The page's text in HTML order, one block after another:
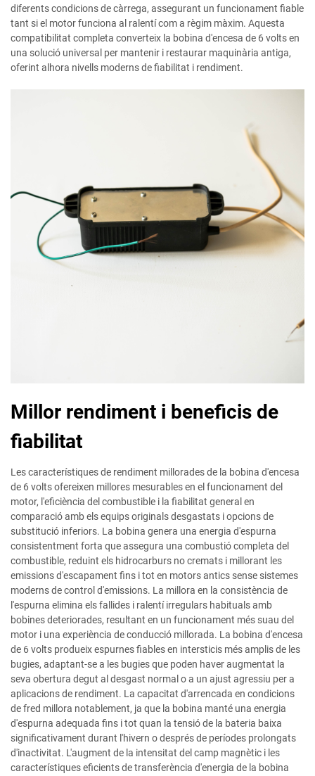
diferents condicions de càrrega, assegurant un funcionament fiable
tant si el motor funciona al ralentí com a règim màxim. Aquesta
compatibilitat completa converteix la bobina d'encesa de 6 volts en
una solució universal per mantenir i restaurar maquinària antiga,
oferint alhora nivells moderns de fiabilitat i rendiment.
Millor rendiment i beneficis de
fiabilitat
Les característiques de rendiment millorades de la bobina d'encesa
de 6 volts ofereixen millores mesurables en el funcionament del
motor, l'eficiència del combustible i la fiabilitat general en
comparació amb els equips originals desgastats i opcions de
substitució inferiors. La bobina genera una energia d'espurna
consistentment forta que assegura una combustió completa del
combustible, reduint els hidrocarburs no cremats i millorant les
emissions d'escapament fins i tot en motors antics sense sistemes
moderns de control d'emissions. La millora en la consistència de
l'espurna elimina els fallides i ralentí irregulars habituals amb
bobines deteriorades, resultant en un funcionament més suau del
motor i una experiència de conducció millorada. La bobina d'encesa
de 6 volts produeix espurnes fiables en intersticis més amplis de les
bugies, adaptant-se a les bugies que poden haver augmentat la
seva obertura degut al desgast normal o a un ajust agressiu per a
aplicacions de rendiment. La capacitat d'arrencada en condicions
de fred millora notablement, ja que la bobina manté una energia
d'espurna adequada fins i tot quan la tensió de la bateria baixa
significativament durant l'hivern o després de períodes prolongats
d'inactivitat. L'augment de la intensitat del camp magnètic i les
característiques eficients de transferència d'energia de la bobina